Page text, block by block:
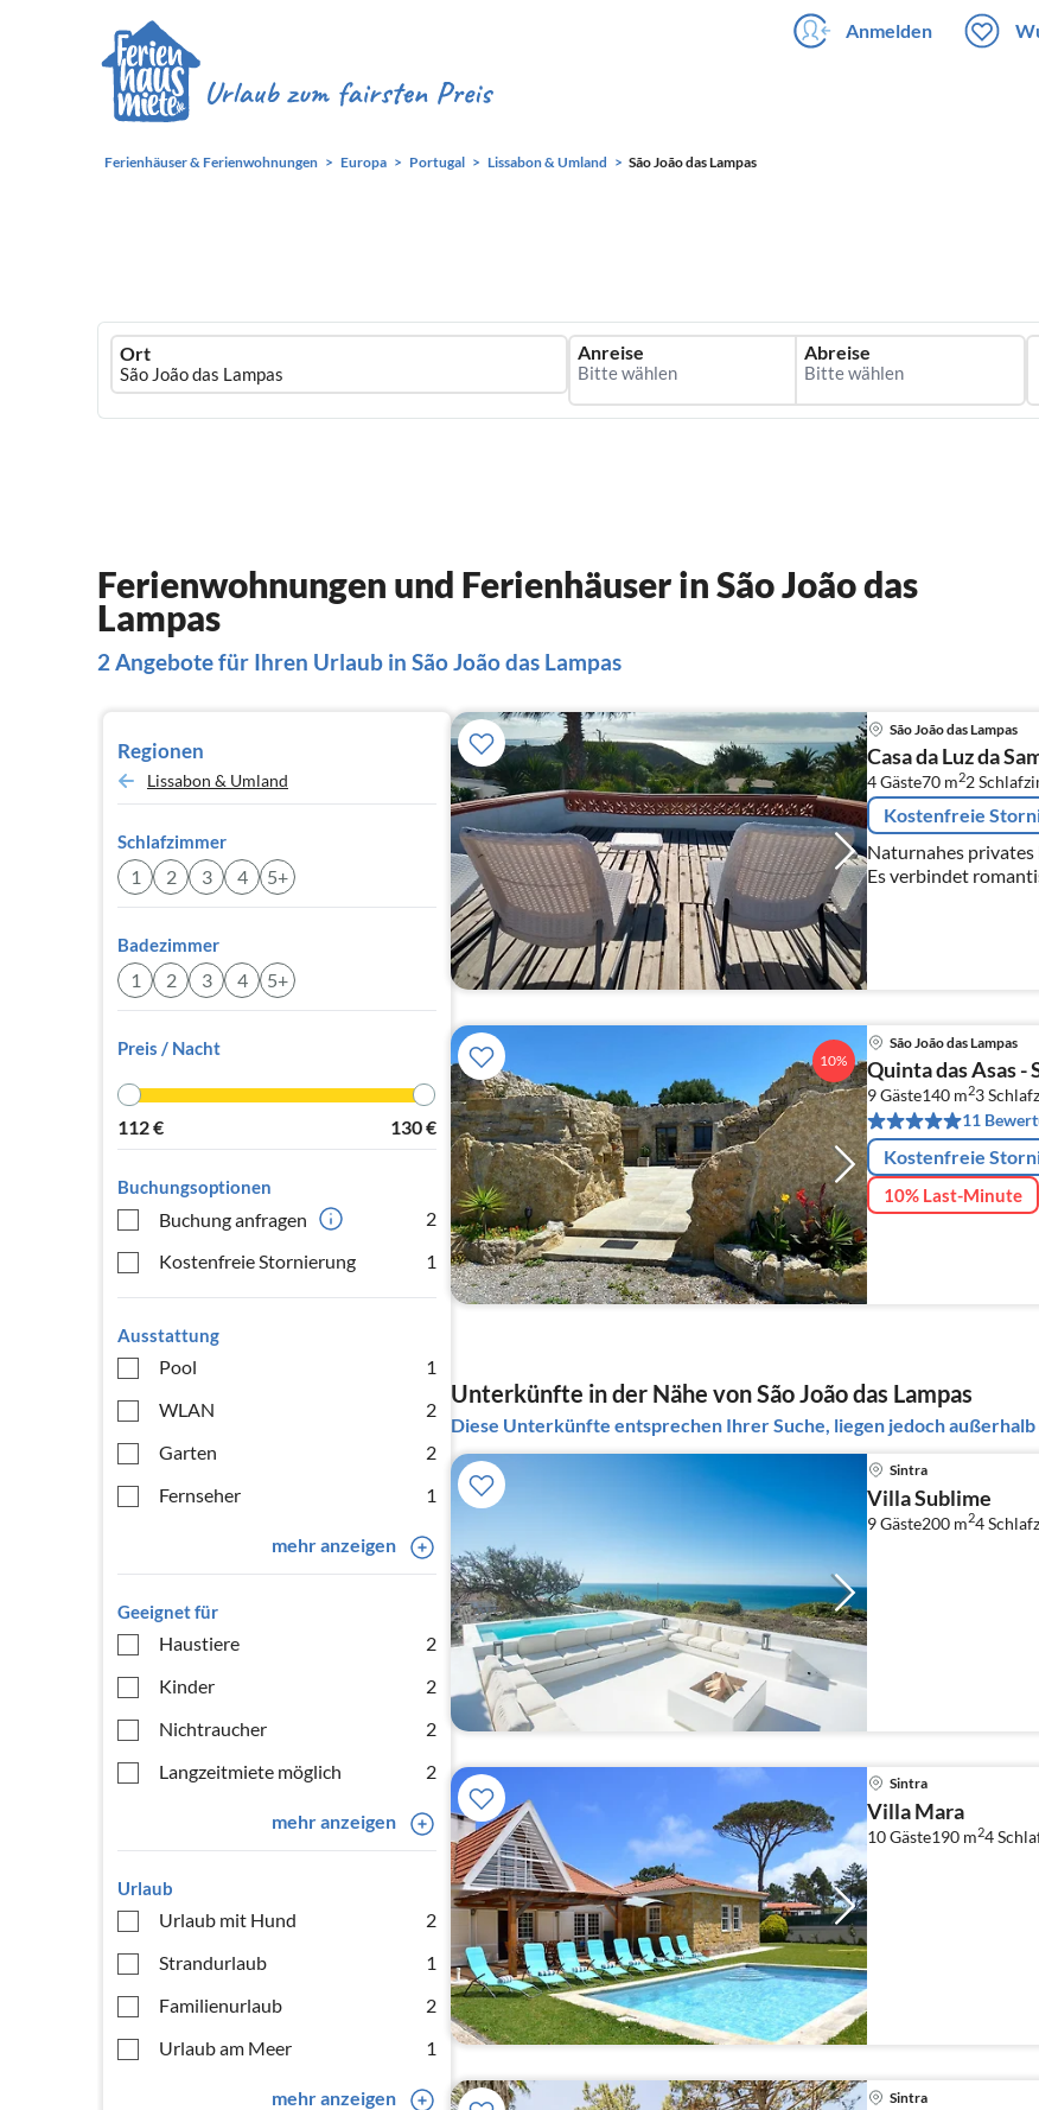
Anmelden
Ferienhäuser & Ferienwohnungen Europa Portugal Lissabon & Umland São João das Lampas
Ferienhausmiete
logo
Ort Anreise Abreise
Ferienwohnungen und Ferienhäuser in São João das
Lampas
2 Angebote für Ihren Urlaub in São João das Lampas
Regionen
Lissabon & Umland
Schlafzimmer
1 2 3 4 5+
Badezimmer
1 2 3 4 5+
Preis / Nacht
112€ 130€
Buchungsoptionen
Buchung anfragen
2
Kostenfreie Stornierung
1
Ausstattung
Pool
1
WLAN
2
Garten
2
Fernseher
1
mehr anzeigen
Geeignet für
Haustiere
2
Kinder
2
Nichtraucher
2
Langzeitmiete möglich
2
mehr anzeigen
Urlaub
Urlaub mit Hund
2
Strandurlaub
1
Familienurlaub
2
Urlaub am Meer
1
mehr anzeigen
São João das Lampas
Casa da Luz da
4 Gäste70 m22
Kostenfreie
Naturnahes privates
Es verbindet
mit modernem
10%
São João das Lampas
Quinta das Asas -
9 Gäste140 m23
11
Kostenfreie
10% Last-Minute
Unterkünfte in der Nähe von São João das Lampas
Diese Unterkünfte entsprechen Ihrer Suche, liegen jedoch außerhalb
Sintra
Villa Sublime
9 Gäste200 m24
Sintra
Villa Mara
10 Gäste190 m24
Sintra